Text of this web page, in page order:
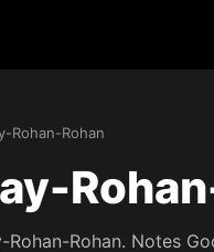
Rohan-Rohan
Rohan. Notes